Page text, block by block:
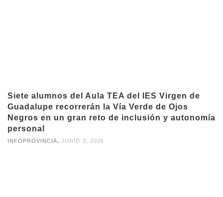
Siete alumnos del Aula TEA del IES Virgen de
Guadalupe recorrerán la Vía Verde de Ojos
Negros en un gran reto de inclusión y autonomía
personal
INFOPROVINCIA, JUNIO 3, 2026